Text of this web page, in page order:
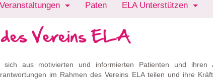
Veranstaltungen Paten ELA Unterstützen
Vereins ELA
aus motivierten und informierten Patienten und ihren
im Rahmen des Vereins ELA teilen und ihre